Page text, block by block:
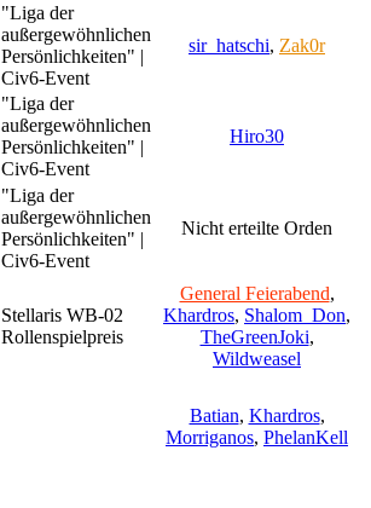
"Liga der
außergewöhnlichen
Persönlichkeiten" |
Civ6-Event
sir_hatschi, Zak0r
"Liga der
außergewöhnlichen
Persönlichkeiten" |
Civ6-Event
Hiro30
"Liga der
außergewöhnlichen
Persönlichkeiten" |
Civ6-Event
Nicht erteilte Orden
Stellaris WB-02
Rollenspielpreis
General Feierabend,
Khardros, Shalom_Don,
TheGreenJoki,
Wildweasel
Batian, Khardros,
Morriganos, PhelanKell